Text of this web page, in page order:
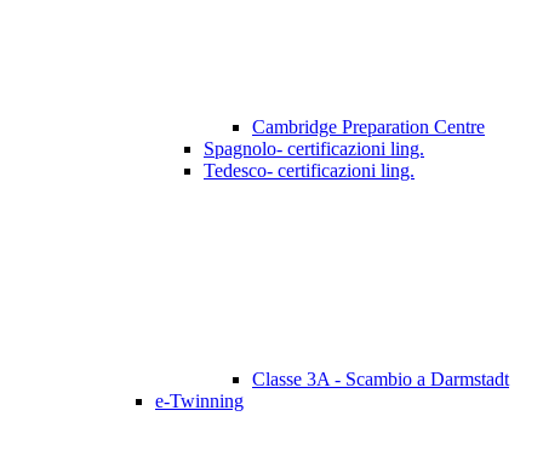
Cambridge Preparation Centre
Spagnolo- certificazioni ling.
Tedesco- certificazioni ling.
Classe 3A - Scambio a Darmstadt
e-Twinning